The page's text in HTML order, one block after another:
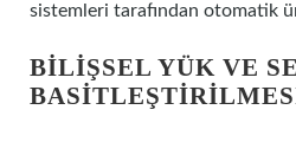
sistemleri tarafından otomatik
BILIŞSEL YÜK VE